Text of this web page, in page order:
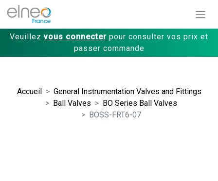
Veuillez vous connecter pour consulter vos prix et
passer commande
Accueil
General Instrumentation Valves and Fittings
Ball Valves
BO Series Ball Valves
BOSS-FRT6-07